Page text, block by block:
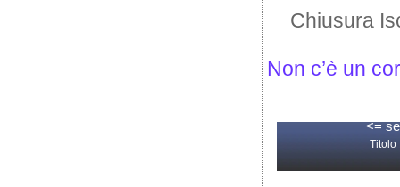
Chiusura
Non c’è un
<=
Titolo